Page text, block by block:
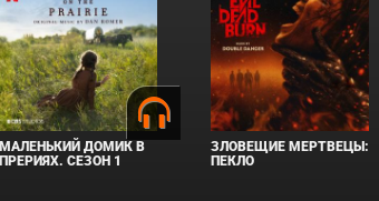
МАЛЕНЬКИЙ ДОМИК В
ПРЕРИЯХ. СЕЗОН 1
ЗЛОВЕЩИЕ МЕРТВЕЦЫ:
ПЕКЛО